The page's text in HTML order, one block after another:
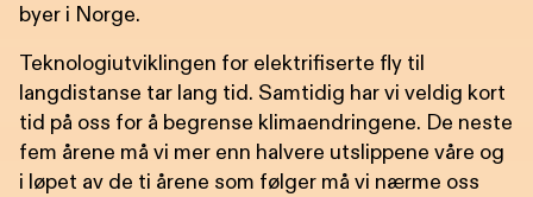
byer i Norge.
Teknologiutviklingen for elektrifiserte fly til
langdistanse tar lang tid. Samtidig har vi veldig kort
tid på oss for å begrense klimaendringene. De neste
fem årene må vi mer enn halvere utslippene våre og
i løpet av de ti årene som følger må vi nærme oss